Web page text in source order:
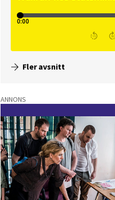
Fler avsnitt
ANNONS